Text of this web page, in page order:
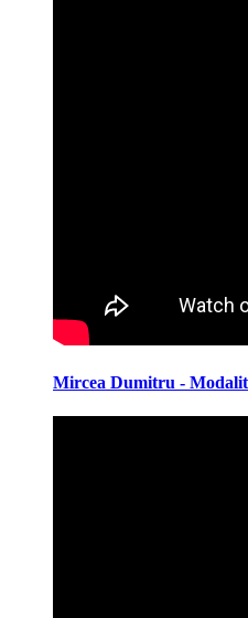
Mircea Dumitru -